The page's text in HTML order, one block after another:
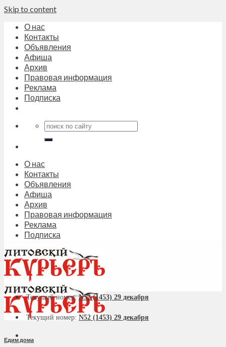
Skip to content
О нас
Контакты
Объявления
Афиша
Архив
Правовая информация
Реклама
Подписка
О нас
Контакты
Объявления
Афиша
Архив
Правовая информация
Реклама
Подписка
Текущий номер:N52 (1453) 29 декабря
Текущий номер: N52 (1453) 29 декабря
Едим дома